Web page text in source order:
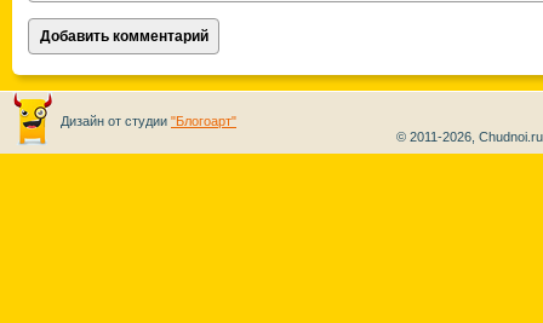
Дизайн от студии "Блогоарт"
© 2011-2026,